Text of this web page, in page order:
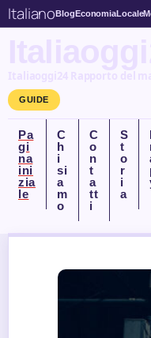
ItalianoBlogEconomiaLocale
Italiaoggi24 Rapporto del
GUIDE
Pa
gi
na
ini
zia
le
C
h
i
si
a
m
o
C
o
n
t
a
tt
i
S
t
o
r
i
a